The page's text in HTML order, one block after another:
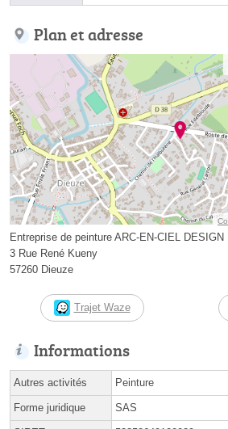
Plan et adresse
Entreprise de peinture ARC-EN-CIEL DESIGN
3 Rue René Kueny
57260 Dieuze
Trajet Waze
Informations
Autres activités Peinture
Forme juridique SAS